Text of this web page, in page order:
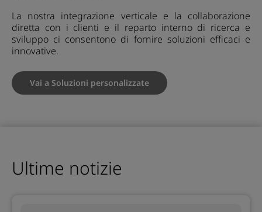
La nostra integrazione verticale e la collaborazione
diretta con i clienti e il reparto interno di ricerca e
sviluppo ci consentono di fornire soluzioni efficaci e
innovative.
Vai a Soluzioni personalizzate
Ultime notizie